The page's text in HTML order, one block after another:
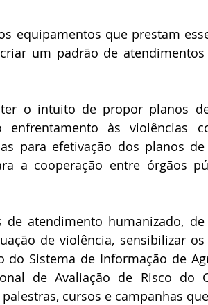
equipamentos que prestam
um padrão de
o intuito de propor planos
às violências
para efetivação dos planos
a cooperação entre órgãos
atendimento humanizado,
de violência, sensibilizar os
Sistema de Informação de
de Avaliação de Risco do
cursos e campanhas